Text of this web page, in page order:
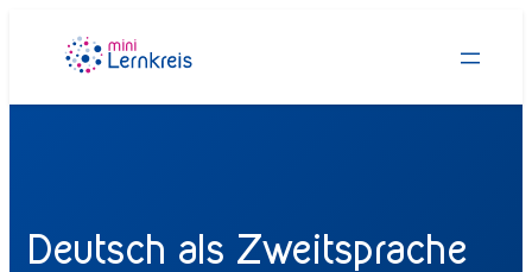
springen
Deutsch als Zweitsprache